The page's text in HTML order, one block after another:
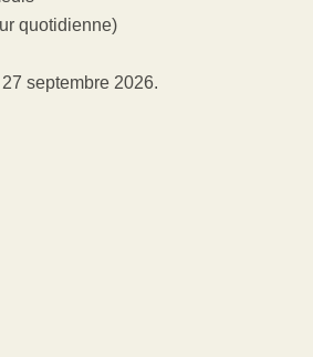
quotidienne)
septembre 2026.